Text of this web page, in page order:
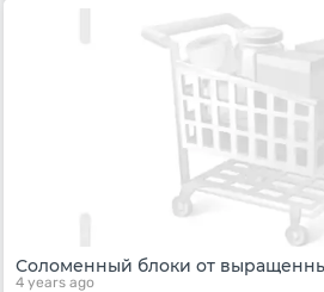
Соломенный блоки от
4 years ago